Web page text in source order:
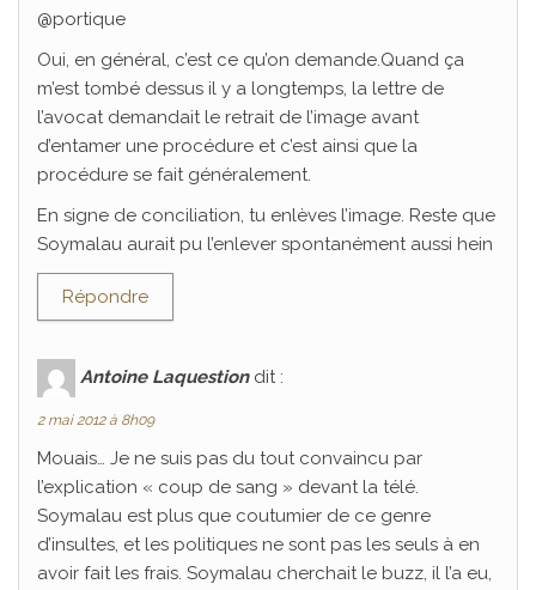
@portique
Oui, en général, c’est ce qu’on demande.Quand ça
m’est tombé dessus il y a longtemps, la lettre de
l’avocat demandait le retrait de l’image avant
d’entamer une procédure et c’est ainsi que la
procédure se fait généralement.
En signe de conciliation, tu enlèves l’image. Reste que
Soymalau aurait pu l’enlever spontanément aussi hein
Répondre
Antoine Laquestion dit :
2 mai 2012 à 8h09
Mouais… Je ne suis pas du tout convaincu par
l’explication « coup de sang » devant la télé.
Soymalau est plus que coutumier de ce genre
d’insultes, et les politiques ne sont pas les seuls à en
avoir fait les frais. Soymalau cherchait le buzz, il l’a eu,